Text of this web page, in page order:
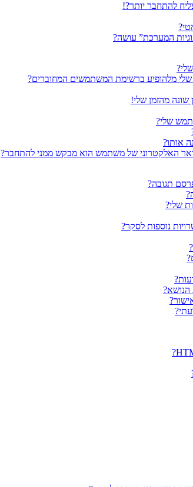
להתחבר יותר?!
המערכת” עושה?
מלהופיע ברשימת המשתמשים המחוברים?
שונה מהזמן שלי!
שלי?
אותו?
האלקטרוני של משתמש הוא מבקש ממני להתחבר?
תגובה?
שלי?
נוספות לסקר?
הנושא?